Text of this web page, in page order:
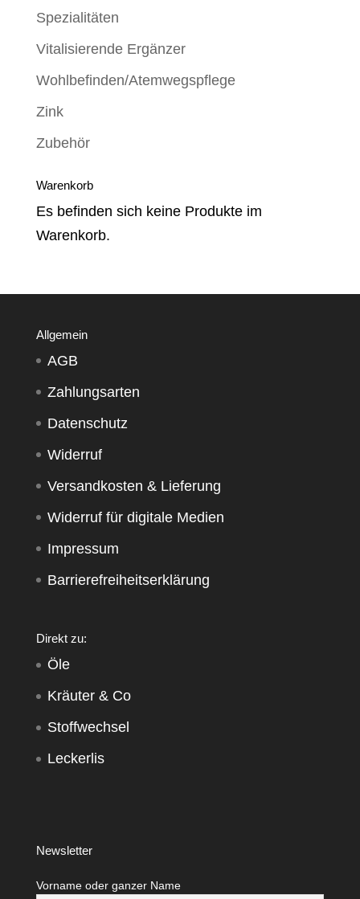
Spezialitäten
Vitalisierende Ergänzer
Wohlbefinden/Atemwegspflege
Zink
Zubehör
Warenkorb
Es befinden sich keine Produkte im
Warenkorb.
Allgemein
AGB
Zahlungsarten
Datenschutz
Widerruf
Versandkosten & Lieferung
Widerruf für digitale Medien
Impressum
Barrierefreiheitserklärung
Direkt zu:
Öle
Kräuter & Co
Stoffwechsel
Leckerlis
Newsletter
Vorname oder ganzer Name